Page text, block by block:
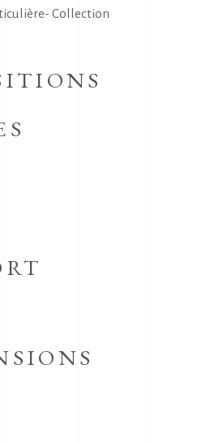
Collection